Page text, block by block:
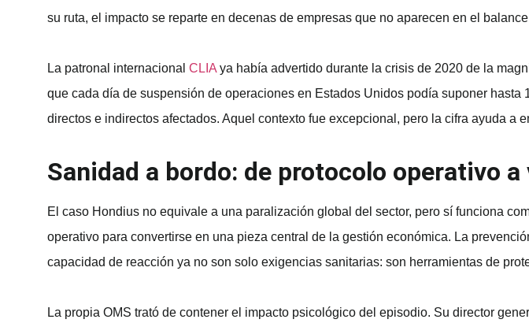
su ruta, el impacto se reparte en decenas de empresas que no aparecen en el
La patronal internacional CLIA ya había advertido durante la crisis de 2020 de la
que cada día de suspensión de operaciones en Estados Unidos podía suponer
directos e indirectos afectados. Aquel contexto fue excepcional, pero la cifra ayuda a
Sanidad a bordo: de protocolo operativo
El caso Hondius no equivale a una paralización global del sector, pero sí funciona
operativo para convertirse en una pieza central de la gestión económica. La
capacidad de reacción ya no son solo exigencias sanitarias: son herramientas de
La propia OMS trató de contener el impacto psicológico del episodio. Su director